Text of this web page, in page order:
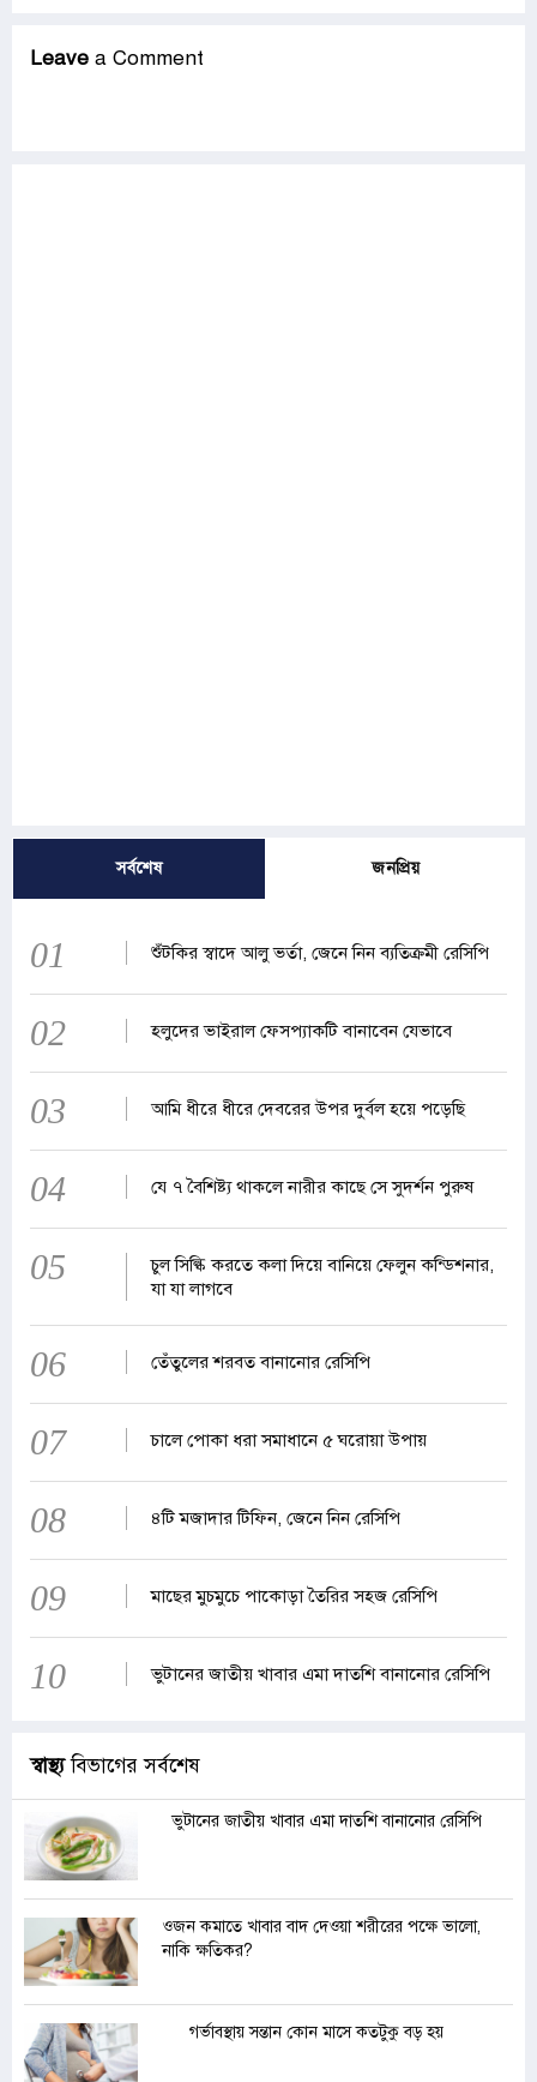
Leave a Comment
সর্বশেষ জনপ্রিয়
01 শুঁটকির স্বাদে আলু ভর্তা, জেনে নিন ব্যতিক্রমী রেসিপি
02 হলুদের ভাইরাল ফেসপ্যাকটি বানাবেন যেভাবে
03 আমি ধীরে ধীরে দেবরের উপর দুর্বল হয়ে পড়েছি
04 যে ৭ বৈশিষ্ট্য থাকলে নারীর কাছে সে সুদর্শন পুরুষ
05
চুল সিল্কি করতে কলা দিয়ে বানিয়ে ফেলুন কন্ডিশনার,
যা যা লাগবে
06 তেঁতুলের শরবত বানানোর রেসিপি
07 চালে পোকা ধরা সমাধানে ৫ ঘরোয়া উপায়
08 ৪টি মজাদার টিফিন, জেনে নিন রেসিপি
09 মাছের মুচমুচে পাকোড়া তৈরির সহজ রেসিপি
10 ভুটানের জাতীয় খাবার এমা দাতশি বানানোর রেসিপি
স্বাস্থ্যবিভাগের সর্বশেষ
ভুটানের জাতীয় খাবার এমা দাতশি বানানোর রেসিপি
ওজন কমাতে খাবার বাদ দেওয়া শরীরের পক্ষে ভালো,
নাকি ক্ষতিকর?
গর্ভাবস্থায় সন্তান কোন মাসে কতটুকু বড় হয়